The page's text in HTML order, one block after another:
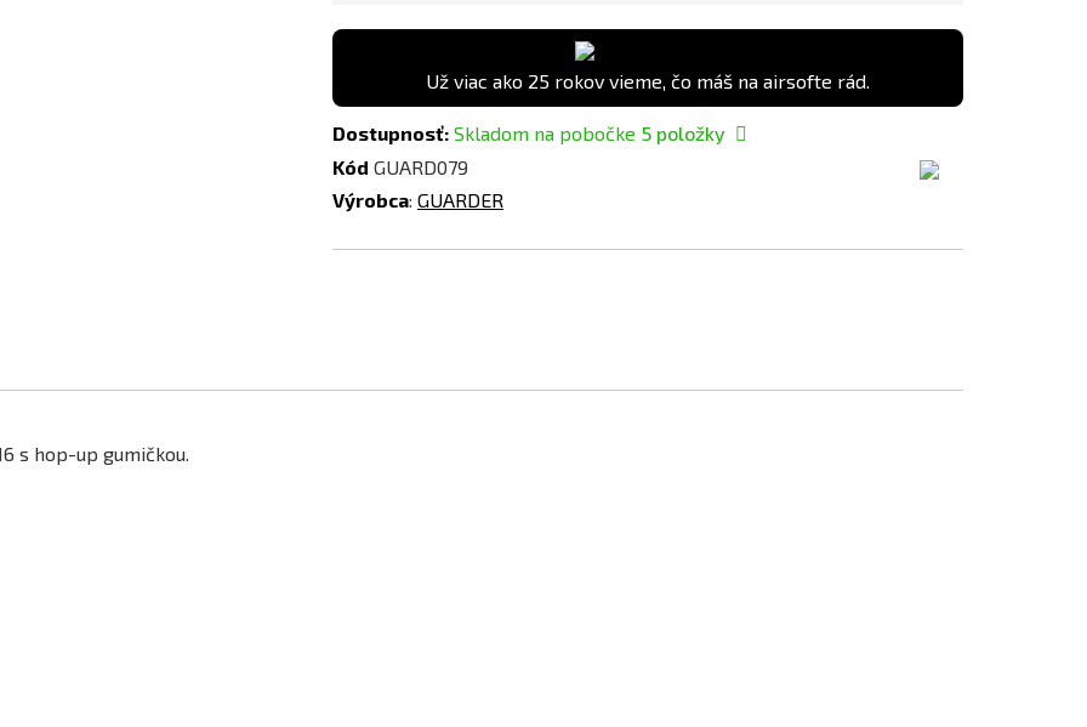
Už viac ako 25 rokov vieme, čo máš na airsofte rád.
Dostupnosť: Skladom na pobočke 5 položky
Kód GUARD079
Výrobca: GUARDER
s hop-up gumičkou.